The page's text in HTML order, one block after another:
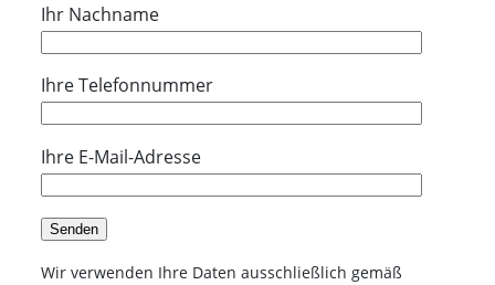
Ihr Nachname
Ihre Telefonnummer
Ihre E-Mail-Adresse
Wir verwenden Ihre Daten ausschließlich gemäß